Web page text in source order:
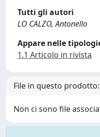
Tutti gli autori
LO CALZO, Antonello
Appare nelle
1.1 Articolo in rivista
File in questo prodotto:
Non ci sono file